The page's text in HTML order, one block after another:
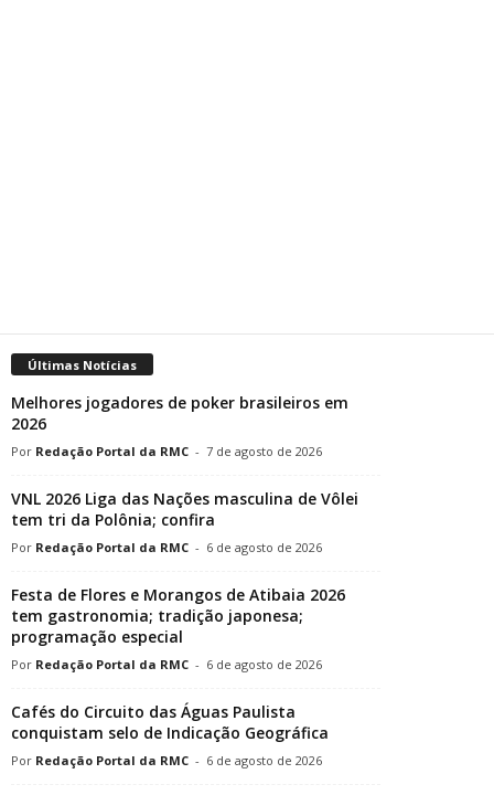
Últimas Notícias
Melhores jogadores de poker brasileiros em
2026
Redação Portal da RMC - 7 de agosto de 2026
VNL 2026 Liga das Nações masculina de Vôlei
tem tri da Polônia; confira
Redação Portal da RMC - 6 de agosto de 2026
Festa de Flores e Morangos de Atibaia 2026
tem gastronomia; tradição japonesa;
programação especial
Redação Portal da RMC - 6 de agosto de 2026
Cafés do Circuito das Águas Paulista
conquistam selo de Indicação Geográfica
Redação Portal da RMC - 6 de agosto de 2026